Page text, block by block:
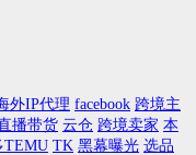
外IP代理 facebook 跨境主
播带货 云仓 跨境卖家 本
TEMU TK 黑幕曝光 选品